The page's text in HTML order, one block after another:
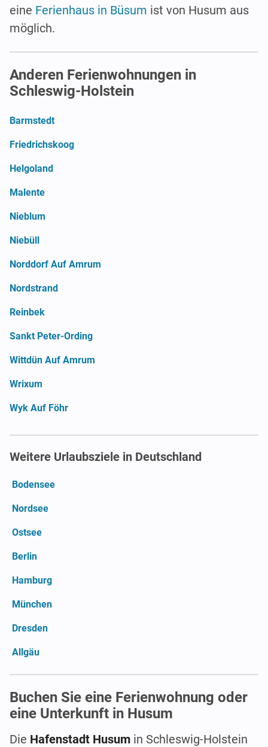
eine Ferienhaus in Büsum ist von Husum aus
möglich.
Anderen Ferienwohnungen in
Schleswig-Holstein
Barmstedt
Friedrichskoog
Helgoland
Malente
Nieblum
Niebüll
Norddorf Auf Amrum
Nordstrand
Reinbek
Sankt Peter-Ording
Wittdün Auf Amrum
Wrixum
Wyk Auf Föhr
Weitere Urlaubsziele in Deutschland
Bodensee
Nordsee
Ostsee
Berlin
Hamburg
München
Dresden
Allgäu
Buchen Sie eine Ferienwohnung oder
eine Unterkunft in Husum
Die Hafenstadt Husum in Schleswig-Holstein